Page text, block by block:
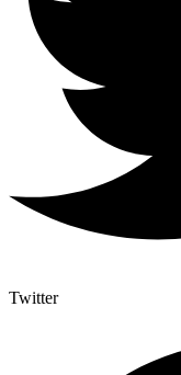
Twitter